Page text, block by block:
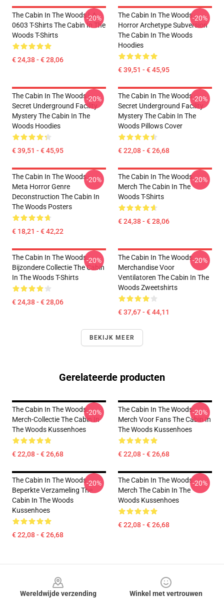
The Cabin In The Woods LA
0603 T-Shirts The Cabin In The
Woods T-Shirts
€ 24,38 - € 28,06
-20%
The Cabin In The Woods -
Horror Archetype Subversion
The Cabin In The Woods
Hoodies
€ 39,51 - € 45,95
-20%
The Cabin In The Woods -
Secret Underground Facility
Mystery The Cabin In The
Woods Hoodies
€ 39,51 - € 45,95
-20%
The Cabin In The Woods -
Secret Underground Facility
Mystery The Cabin In The
Woods Pillows Cover
€ 22,08 - € 26,68
-20%
The Cabin In The Woods -
Meta Horror Genre
Deconstruction The Cabin In
The Woods Posters
€ 18,21 - € 42,22
-20%
The Cabin In The Woods
Merch The Cabin In The
Woods T-Shirts
€ 24,38 - € 28,06
-20%
The Cabin In The Woods
Bijzondere Collectie The Cabin
In The Woods T-Shirts
€ 24,38 - € 28,06
-20%
The Cabin In The Woods
Merchandise Voor
Ventilatoren The Cabin In The
Woods Zweetshirts
€ 37,67 - € 44,11
-20%
BEKIJK MEER
Gerelateerde producten
The Cabin In The Woods
Merch-Collectie The Cabin In
The Woods Kussenhoes
€ 22,08 - € 26,68
-20%
The Cabin In The Woods
Merch Voor Fans The Cabin In
The Woods Kussenhoes
€ 22,08 - € 26,68
-20%
The Cabin In The Woods
Beperkte Verzameling The
Cabin In The Woods
Kussenhoes
€ 22,08 - € 26,68
-20%
The Cabin In The Woods
Merch The Cabin In The
Woods Kussenhoes
€ 22,08 - € 26,68
-20%
Wereldwijde verzending
Winkel met vertrouwen